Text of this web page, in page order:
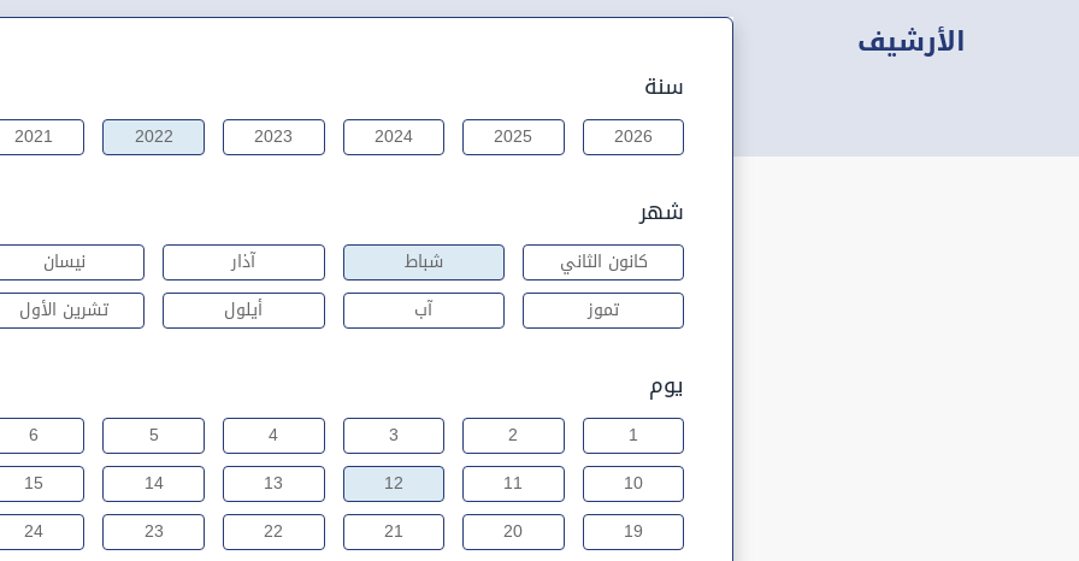
الأرشيف
سنة
2026
2025
2024
2023
2022
2021
شهر
كانون الثاني شباط آذار
نيسان
تموز
آب أيلول تشرين الأول
يوم
1
2
3
4
5
6
10
11
12
13
14
15
19
20
21
22
23
24